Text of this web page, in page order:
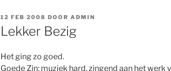
GEPLAATST
OP
12 FEB 2008 DOOR ADMIN
Lekker Bezig
Het ging zo goed.
Goede Zin: muziek hard, zingend aan het werk